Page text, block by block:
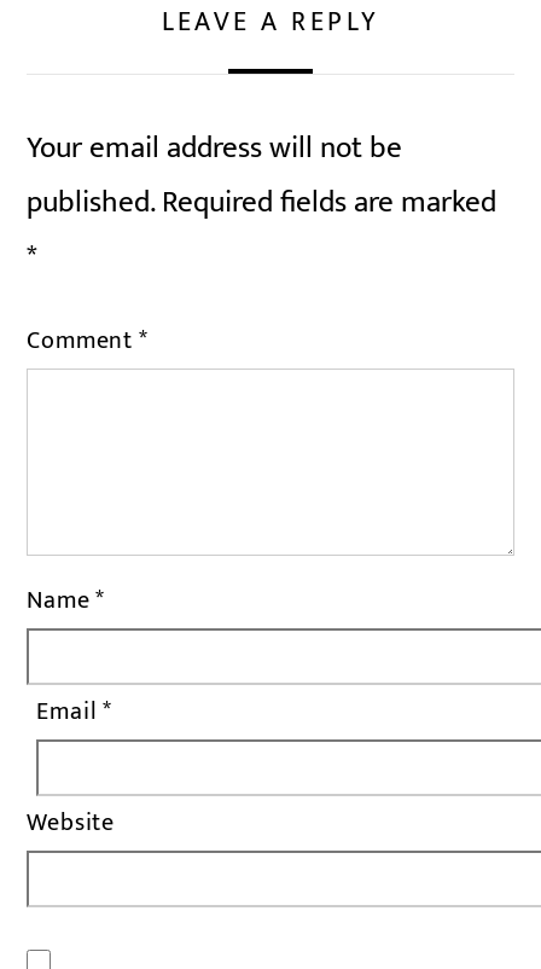
LEAVE A REPLY
Your email address will not be
published.Required fields are marked
*
Comment*
Name*
Email*
Website